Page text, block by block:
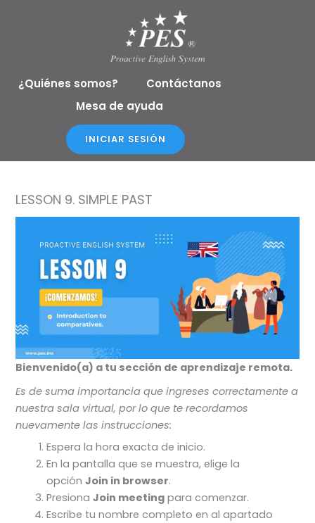
¿Quiénes somos?
Contáctanos
Mesa de ayuda
INICIAR SESIÓN
LESSON 9. SIMPLE PAST
Bienvenido(a) a tu sección de aprendizaje remota.
Es de suma importancia que ingreses correctamente a
nuestra sala virtual, por lo que te recordamos
nuevamente las instrucciones:
Espera la hora exacta de inicio.
En la pantalla que se muestra, elige la
opciónJoin in browser.
PresionaJoin meeting para comenzar.
Escribe tu nombre completo en al apartado